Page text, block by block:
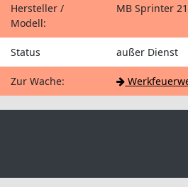
Hersteller /
Modell:
MB Sprinter
Status außer Dienst
Zur Wache: